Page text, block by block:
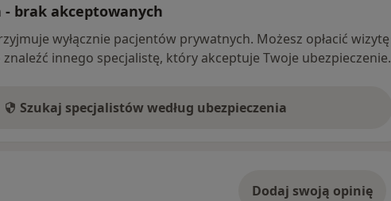
- brak akceptowanych
wyłącznie pacjentów prywatnych. Możesz opłacić wizytę
innego specjalistę, który akceptuje Twoje ubezpieczenie.
Szukaj specjalistów według ubezpieczenia
Dodaj swoją opinię